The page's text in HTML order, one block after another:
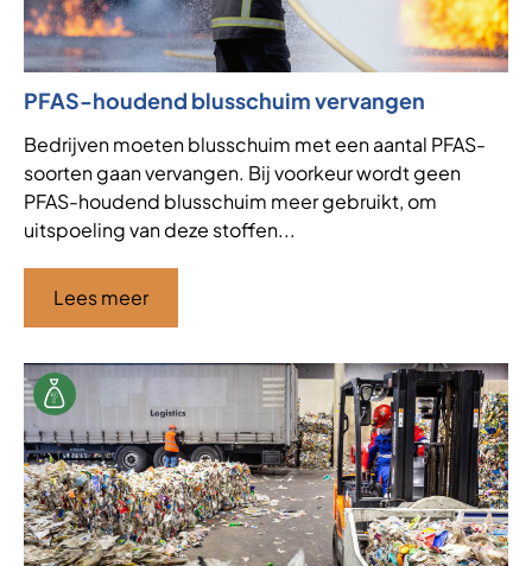
PFAS-houdend blusschuim vervangen
Bedrijven moeten blusschuim met een aantal PFAS-
soorten gaan vervangen. Bij voorkeur wordt geen
PFAS-houdend blusschuim meer gebruikt, om
uitspoeling van deze stoffen...
Lees meer